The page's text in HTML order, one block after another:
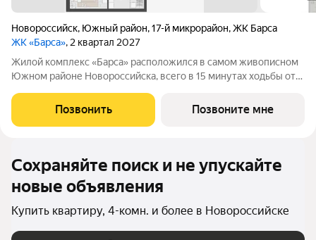
Новороссийск, Южный район,17-й микрорайон,ЖК Барса
ЖК «Барса», 2 квартал 2027
Жилой комплекс «Барса» расположился в самом живописном
Южном районе Новороссийска, всего в 15 минутах ходьбы от
этажей. Проект объединяет просторные квартиры с
панорамными окнами, продуманные
Позвонить Позвоните мне
Сохраняйте поиск и не упускайте
новые объявления
Купить квартиру, 4-комн. и более в Новороссийске